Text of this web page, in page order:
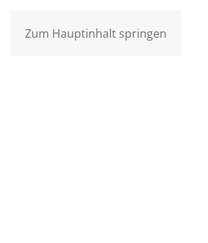
Zum Hauptinhalt springen